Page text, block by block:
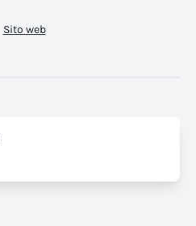
Sito web